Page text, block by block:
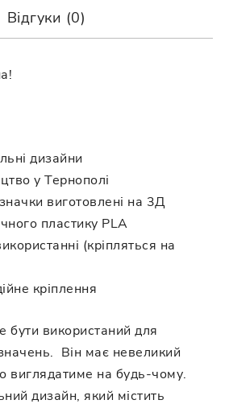
Відгуки (0)
дизайни
у Тернополі
виготовлені на 3Д
пластику PLA
(кріпляться на
кріплення
використаний для
Він має невеликий
виглядатиме на будь-чому.
дизайн, який містить